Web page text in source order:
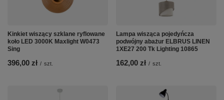
Kinkiet wiszący szklane ryflowane
koło LED 3000K Maxlight W0473
Sing
396,00 zł / szt.
Lampa wisząca pojedyńcza
podwójny abażur ELBRUS LINEN
1XE27 200 Tk Lighting 10865
162,00 zł / szt.